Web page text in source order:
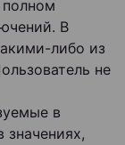
В
либо из
не
в